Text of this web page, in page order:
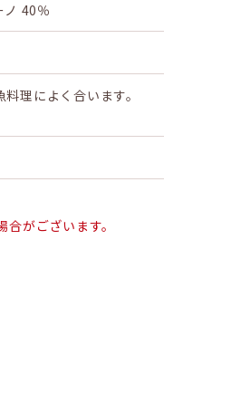
ノ 40％
理によく合います。
がございます。